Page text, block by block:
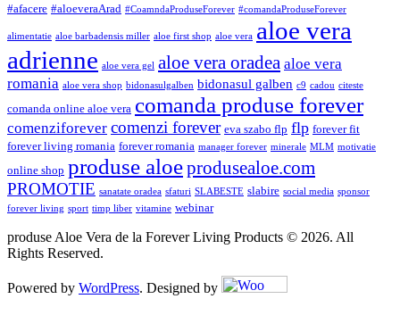
#afacere #aloeveraArad #CoamndaProduseForever #comandaProduseForever
alimentatie aloe barbadensis miller aloe first shop aloe vera aloe vera
adrienne aloe vera gel aloe vera oradea aloe vera
romania aloe vera shop bidonasulgalben bidonasul galben c9 cadou citeste
comanda online aloe vera comanda produse forever
comenziforever comenzi forever eva szabo flp flp forever fit
forever living romania forever romania manager forever minerale MLM motivatie
online shop produse aloeprodusealoe.com
PROMOTIE sanatate oradea sfaturi SLABESTE slabire social media sponsor
forever living sport timp liber vitamine webinar
produse Aloe Vera de la Forever Living Products © 2026. All
Rights Reserved.
Powered by WordPress. Designed by